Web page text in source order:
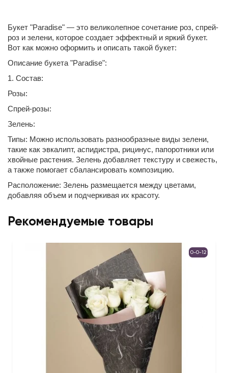
Букет "Paradise" — это великолепное сочетание роз, спрей-
роз и зелени, которое создает эффектный и яркий букет.
Вот как можно оформить и описать такой букет:
Описание букета "Paradise":
1. Состав:
Розы:
Спрей-розы:
Зелень:
Типы: Можно использовать разнообразные виды зелени,
такие как эвкалипт, аспидистра, рицинус, папоротники или
хвойные растения. Зелень добавляет текстуру и свежесть,
а также помогает сбалансировать композицию.
Расположение: Зелень размещается между цветами,
добавляя объем и подчеркивая их красоту.
Рекомендуемые товары
0-0-12